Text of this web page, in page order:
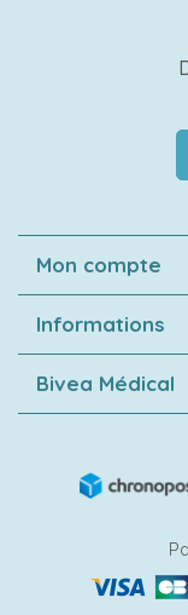
Mon compte
Informations
Bivea Médical